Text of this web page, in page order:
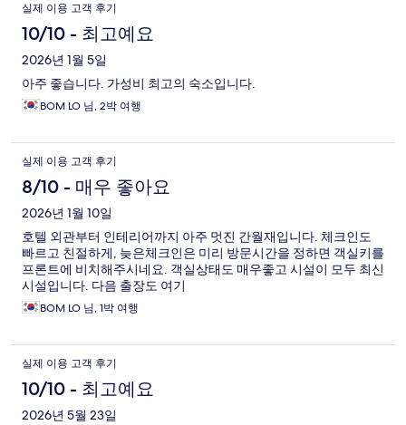
실제 이용 고객 후기
10/10 - 최고예요
2026년 1월 5일
아주 좋습니다. 가성비 최고의 숙소입니다.
BOM LO 님, 2박 여행
실제 이용 고객 후기
8/10 - 매우 좋아요
2026년 1월 10일
호텔 외관부터 인테리어까지 아주 멋진 간월재입니다. 체크인도
빠르고 친절하게, 늦은체크인은 미리 방문시간을 정하면 객실키를
프론트에 비치해주시네요. 객실상태도 매우좋고 시설이 모두 최신
시설입니다. 다음 출장도 여기
BOM LO 님, 1박 여행
실제 이용 고객 후기
10/10 - 최고예요
2026년 5월 23일